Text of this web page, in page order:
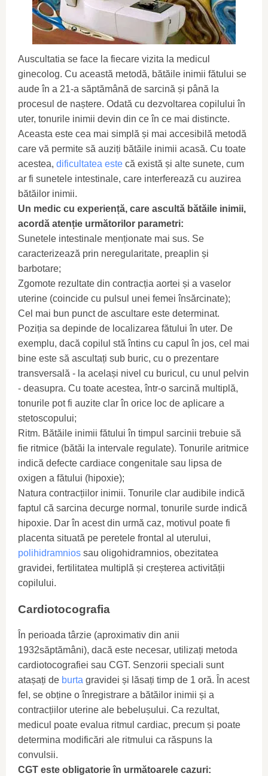
Auscultatia se face la fiecare vizita la medicul
ginecolog. Cu această metodă, bătăile inimii fătului se
aude în a 21-a săptămână de sarcină și până la
procesul de naștere. Odată cu dezvoltarea copilului în
uter, tonurile inimii devin din ce în ce mai distincte.
Aceasta este cea mai simplă și mai accesibilă metodă
care vă permite să auziți bătăile inimii acasă. Cu toate
acestea, dificultatea este că există și alte sunete, cum
ar fi sunetele intestinale, care interferează cu auzirea
bătăilor inimii.
Un medic cu experiență, care ascultă bătăile inimii,
acordă atenție următorilor parametri:
Sunetele intestinale menționate mai sus. Se
caracterizează prin neregularitate, preaplin și
barbotare;
Zgomote rezultate din contracția aortei și a vaselor
uterine (coincide cu pulsul unei femei însărcinate);
Cel mai bun punct de ascultare este determinat.
Poziția sa depinde de localizarea fătului în uter. De
exemplu, dacă copilul stă întins cu capul în jos, cel mai
bine este să ascultați sub buric, cu o prezentare
transversală - la același nivel cu buricul, cu unul pelvin
- deasupra. Cu toate acestea, într-o sarcină multiplă,
tonurile pot fi auzite clar în orice loc de aplicare a
stetoscopului;
Ritm. Bătăile inimii fătului în timpul sarcinii trebuie să
fie ritmice (bătăi la intervale regulate). Tonurile aritmice
indică defecte cardiace congenitale sau lipsa de
oxigen a fătului (hipoxie);
Natura contracțiilor inimii. Tonurile clar audibile indică
faptul că sarcina decurge normal, tonurile surde indică
hipoxie. Dar în acest din urmă caz, motivul poate fi
placenta situată pe peretele frontal al uterului,
polihidramnios sau oligohidramnios, obezitatea
gravidei, fertilitatea multiplă și creșterea activității
copilului.
Cardiotocografia
În perioada târzie (aproximativ din anii
1932săptămâni), dacă este necesar, utilizați metoda
cardiotocografiei sau CGT. Senzorii speciali sunt
atașați de burta gravidei și lăsați timp de 1 oră. În acest
fel, se obține o înregistrare a bătăilor inimii și a
contracțiilor uterine ale bebelușului. Ca rezultat,
medicul poate evalua ritmul cardiac, precum și poate
determina modificări ale ritmului ca răspuns la
convulsii.
CGT este obligatorie în următoarele cazuri: